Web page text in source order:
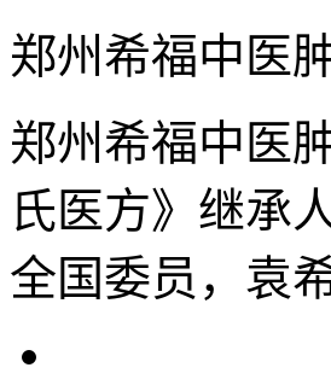
郑州希福中医
郑州希福中医
氏医方》继承
全国委员，袁